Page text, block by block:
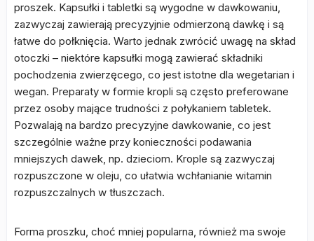
proszek. Kapsułki i tabletki są wygodne w dawkowaniu,
zazwyczaj zawierają precyzyjnie odmierzoną dawkę i są
łatwe do połknięcia. Warto jednak zwrócić uwagę na skład
otoczki – niektóre kapsułki mogą zawierać składniki
pochodzenia zwierzęcego, co jest istotne dla wegetarian i
wegan. Preparaty w formie kropli są często preferowane
przez osoby mające trudności z połykaniem tabletek.
Pozwalają na bardzo precyzyjne dawkowanie, co jest
szczególnie ważne przy konieczności podawania
mniejszych dawek, np. dzieciom. Krople są zazwyczaj
rozpuszczone w oleju, co ułatwia wchłanianie witamin
rozpuszczalnych w tłuszczach.
Forma proszku, choć mniej popularna, również ma swoje